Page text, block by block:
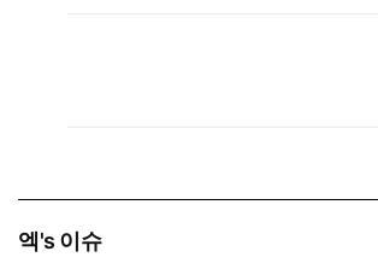
엑's 이슈